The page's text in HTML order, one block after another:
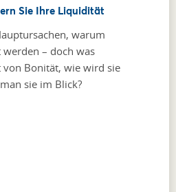
Sie Ihre Liquidität
warum
– doch was
Bonität, wie wird sie
sie im Blick?